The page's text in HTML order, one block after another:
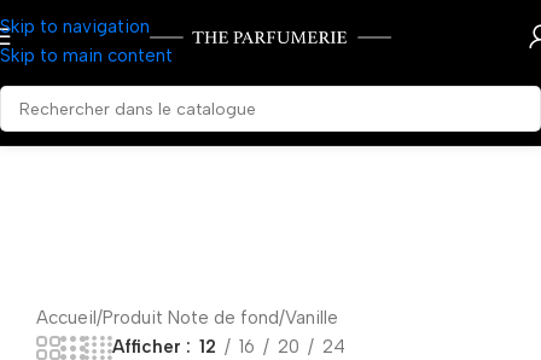
Skip to navigation
Skip to main content
Accueil Produit Note de fond Vanille
Afficher
12 16 20 24